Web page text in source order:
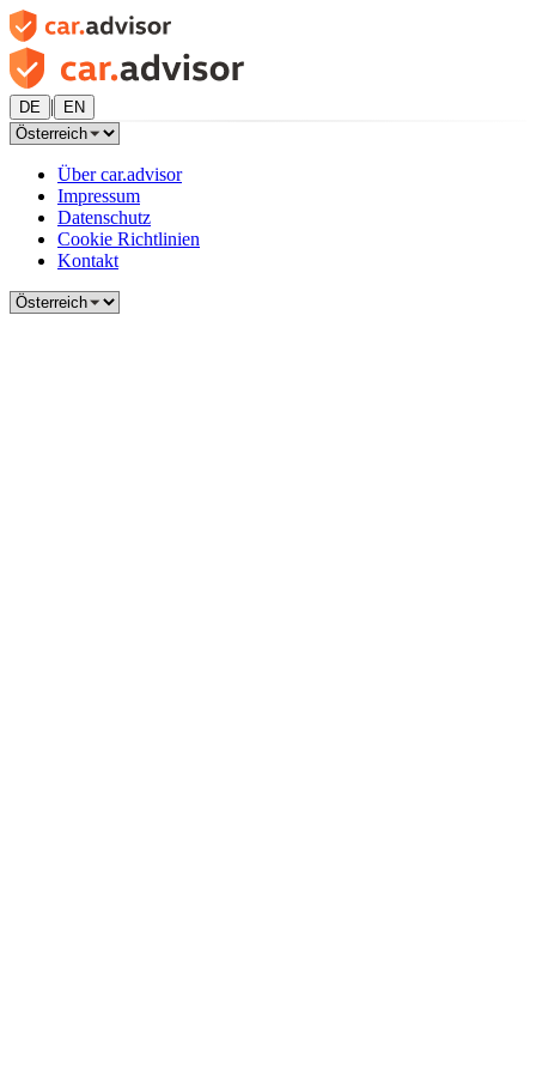
DE | EN
Über car.advisor
Impressum
Datenschutz
Cookie Richtlinien
Kontakt